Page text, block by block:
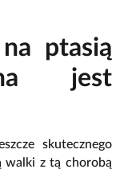
ptasią
jest
skutecznego
walki z tą chorobą